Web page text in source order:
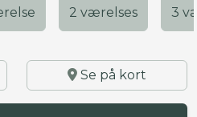
2 værelses 3
Se på kort